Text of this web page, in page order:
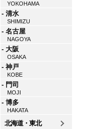
YOKOHAMA
- 清水
SHIMIZU
- 名古屋
NAGOYA
- 大阪
OSAKA
- 神戸
KOBE
- 門司
MOJI
- 博多
HAKATA
北海道・東北